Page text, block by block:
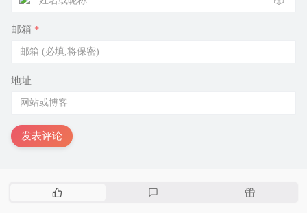
邮箱 *
地址
发表评论
热
随